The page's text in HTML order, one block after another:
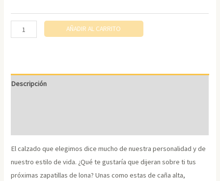
Zapatillas
de
caña
EXCLUSIVO.
Zapatillas
personalizadas
AÑADIR AL CARRITO
Descripción
El calzado que elegimos dice mucho de nuestra personalidad y de
nuestro estilo de vida. ¿Qué te gustaría que dijeran sobre ti tus
próximas zapatillas de lona? Unas como estas de caña alta,